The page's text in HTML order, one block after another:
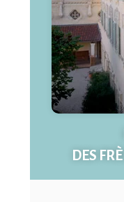
DES